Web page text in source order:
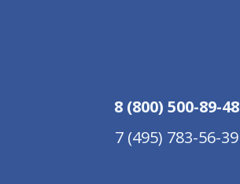
8 (800) 500-89-48
7 (495) 783-56-39